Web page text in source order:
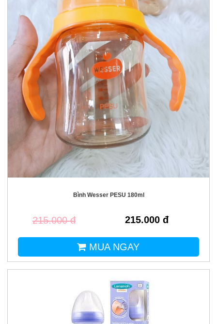
Bình Wesser PESU 180ml
215.000 đ 215.000 đ
MUA NGAY